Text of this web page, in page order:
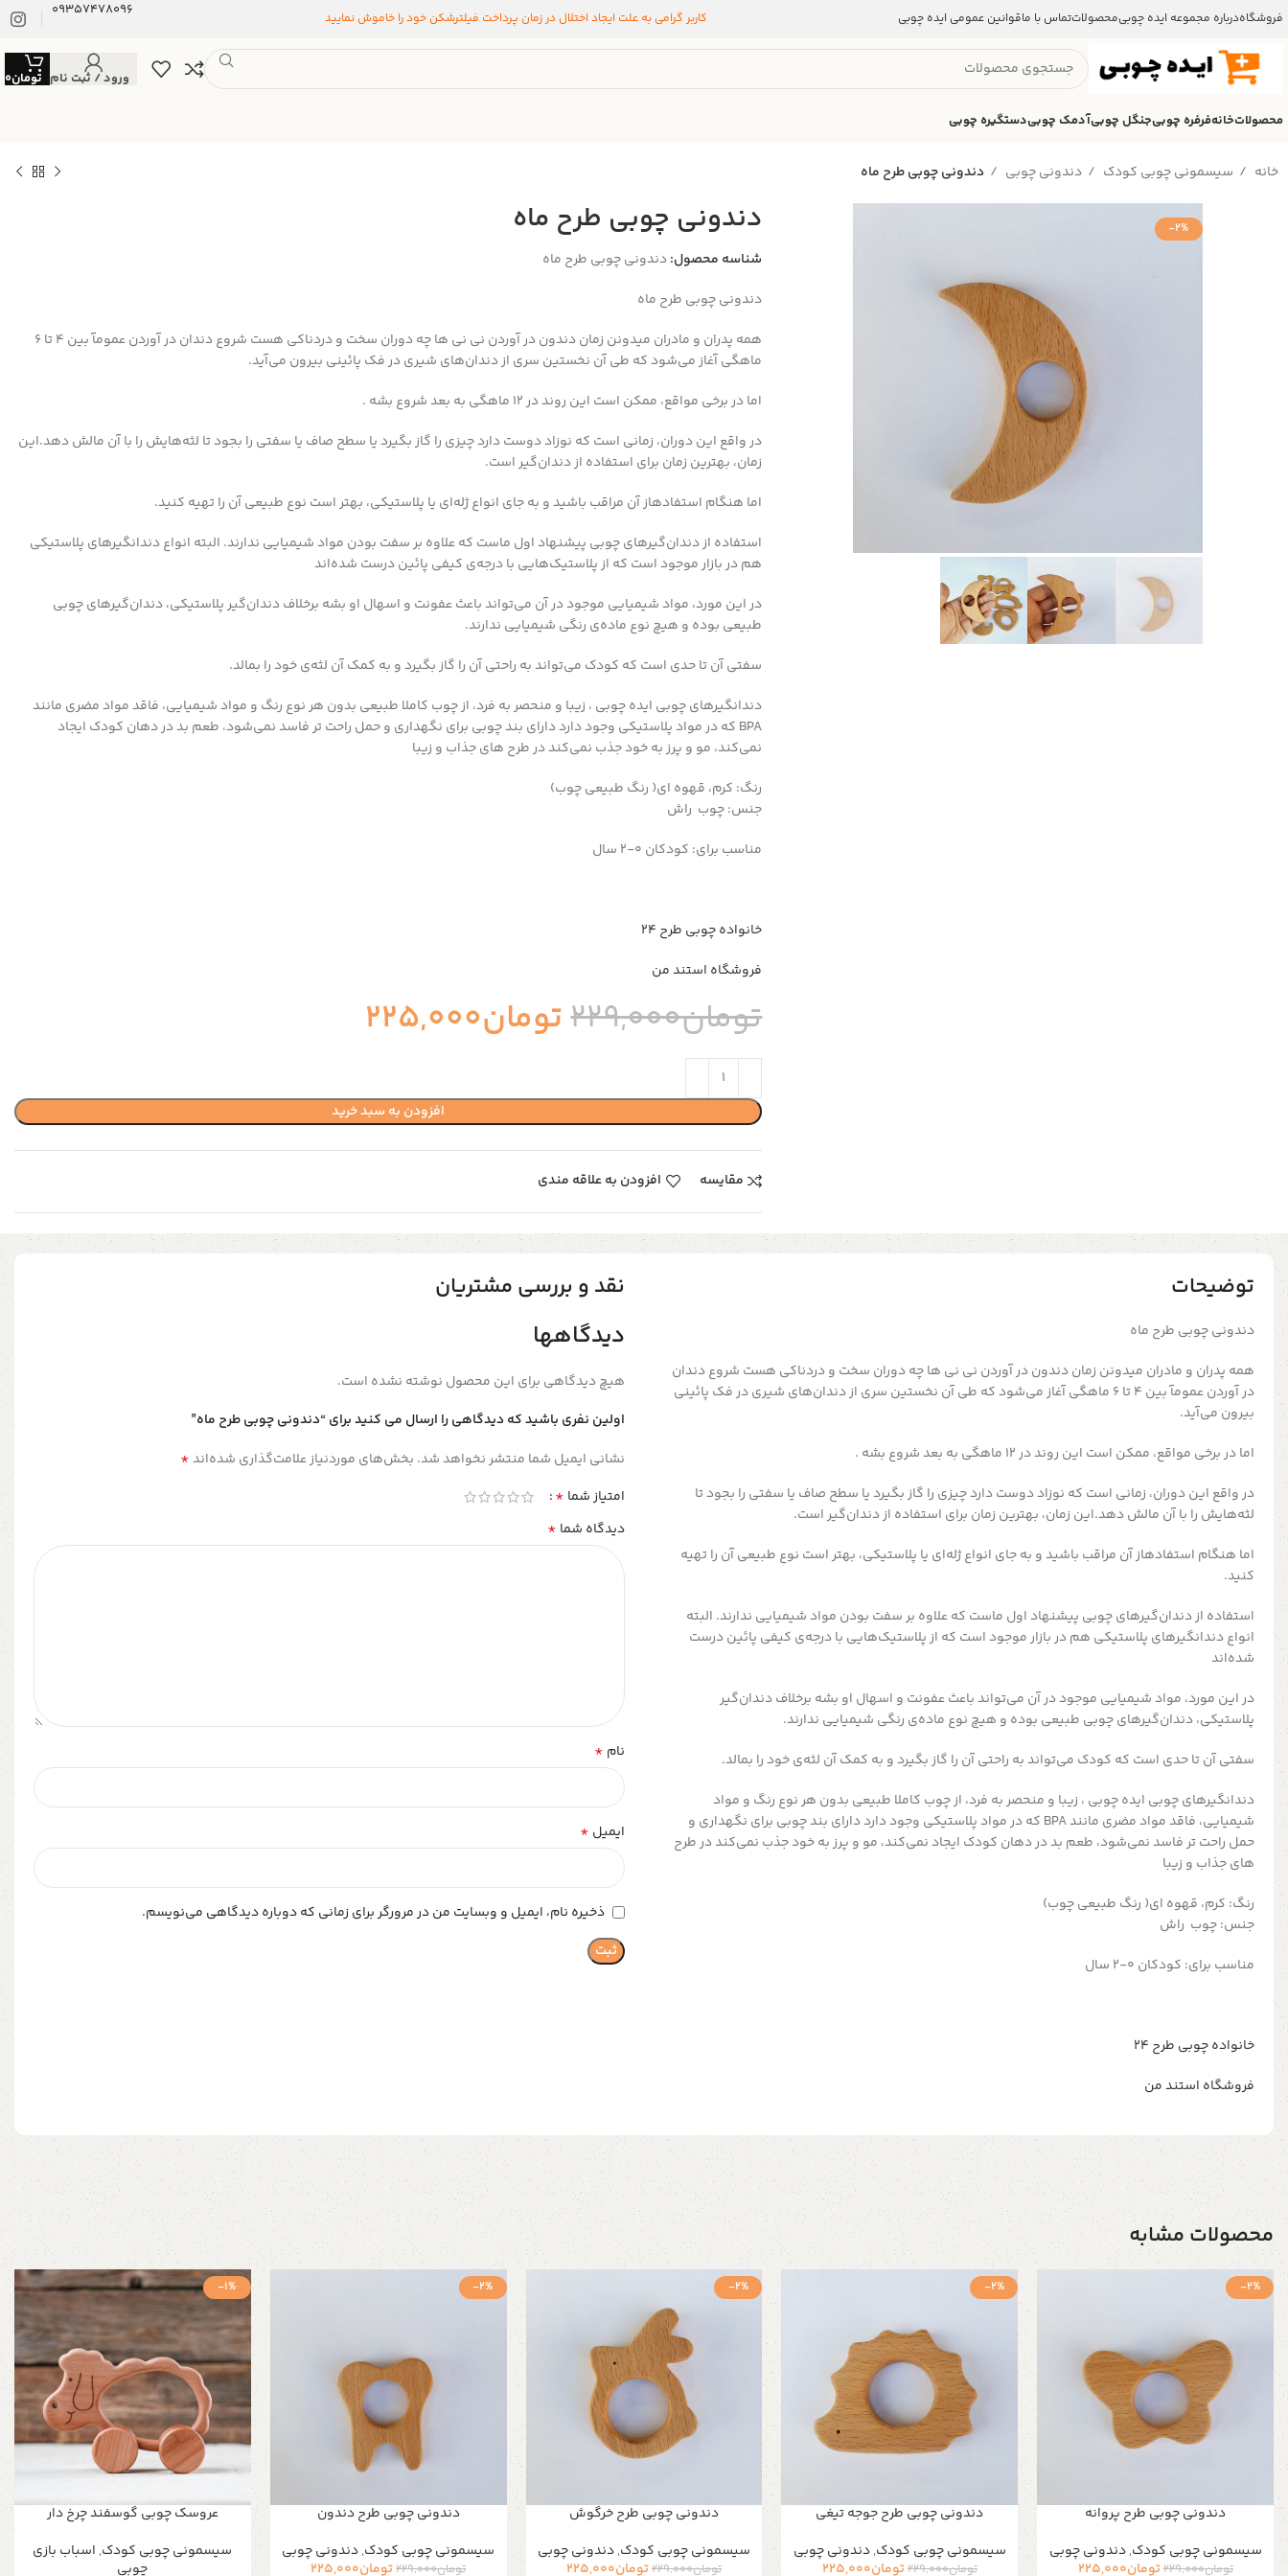
فروشگاهدرباره مجموعه ایده چوبیمحصولاتتماس با ماقوانین عمومی ایده چوبی کاربر گرامی به علت ایجاد اختلال در زمان پرداخت فیلترشکن خود را خاموش نمایید 09357478096
ورود / ثبت نام تومان0
محصولاتخانهفرفره چوبیجنگل چوبیآدمک چوبیدستگیره چوبی
خانه سیسمونی چوبی کودک دندونی چوبی دندونی چوبی طرح ماه
-2% دندونی چوبی طرح ماه
شناسه محصول:دندونی چوبی طرح ماه
دندونی چوبی طرح ماه
همه پدران و مادران میدونن زمان دندون در آوردن نی نی ها چه دوران سخت و دردناکی هست شروع دندان در آوردن عمومآ بین ۴ تا ۶
ماهگی آغاز می‌شود که طی آن نخستین سری از دندان‌های شیری در فک پائینی بیرون می‌آید.
اما در برخی مواقع، ممکن است این روند در ۱۲ ماهگی به بعد شروع بشه .
در واقع این دوران، زمانی است که نوزاد دوست دارد چیزی را گاز بگیرد یا سطح صاف یا سفتی را بجود تا لثه‌هایش را با آن مالش دهد.این
زمان، بهترین زمان برای استفاده از دندان‌گیر است.
اما هنگام استفادهاز آن مراقب باشید و به جای انواع ژله‌ای یا پلاستیکی، بهتر است نوع طبیعی آن را تهیه کنید.
استفاده از دندان‌گیرهای چوبی پیشنهاد اول ماست که علاوه بر سفت بودن مواد شیمیایی ندارند. البته انواع دندانگیرهای پلاستیکی
هم در بازار موجود است که از پلاستیک‌هایی با درجه‌ی کیفی پائین درست شده‌اند
در این مورد، مواد شیمیایی موجود در آن می‌تواند باعث عفونت و اسهال او بشه برخلاف دندان‌گیر پلاستیکی، دندان‌گیرهای چوبی
طبیعی بوده و هیچ نوع ماده‌ی رنگی شیمیایی ندارند.
سفتی آن تا حدی است که کودک می‌تواند به راحتی آن را گاز بگیرد و به کمک آن لثه‌ی خود را بمالد.
دندانگیرهای چوبی ایده چوبی ، زیبا و منحصر به فرد، از چوب کاملا طبیعی بدون هر نوع رنگ و مواد شیمیایی، فاقد مواد مضری مانند
BPA که در مواد پلاستیکی وجود دارد دارای بند چوبی برای نگهداری و حمل راحت تر فاسد نمی‌شود، طعم بد در دهان کودک ایجاد
نمی‌کند، مو و پرز به خود جذب نمی‌کند در طرح های جذاب و زیبا
رنگ: کرم، قهوه ای( رنگ طبیعی چوب)
جنس: چوب راش
مناسب برای: کودکان 0-2 سال
خانواده چوبی طرح ۲۴
فروشگاه استند من
تومان229,000تومان225,000
افزودن به سبد خرید
مقایسه افزودن به علاقه مندی
توضیحات
دندونی چوبی طرح ماه
همه پدران و مادران میدونن زمان دندون در آوردن نی نی ها چه دوران سخت و دردناکی هست شروع دندان
در آوردن عمومآ بین ۴ تا ۶ ماهگی آغاز می‌شود که طی آن نخستین سری از دندان‌های شیری در فک پائینی
بیرون می‌آید.
اما در برخی مواقع، ممکن است این روند در ۱۲ ماهگی به بعد شروع بشه .
در واقع این دوران، زمانی است که نوزاد دوست دارد چیزی را گاز بگیرد یا سطح صاف یا سفتی را بجود تا
لثه‌هایش را با آن مالش دهد.این زمان، بهترین زمان برای استفاده از دندان‌گیر است.
اما هنگام استفادهاز آن مراقب باشید و به جای انواع ژله‌ای یا پلاستیکی، بهتر است نوع طبیعی آن را تهیه
کنید.
استفاده از دندان‌گیرهای چوبی پیشنهاد اول ماست که علاوه بر سفت بودن مواد شیمیایی ندارند. البته
انواع دندانگیرهای پلاستیکی هم در بازار موجود است که از پلاستیک‌هایی با درجه‌ی کیفی پائین درست
شده‌اند
در این مورد، مواد شیمیایی موجود در آن می‌تواند باعث عفونت و اسهال او بشه برخلاف دندان‌گیر
پلاستیکی، دندان‌گیرهای چوبی طبیعی بوده و هیچ نوع ماده‌ی رنگی شیمیایی ندارند.
سفتی آن تا حدی است که کودک می‌تواند به راحتی آن را گاز بگیرد و به کمک آن لثه‌ی خود را بمالد.
دندانگیرهای چوبی ایده چوبی ، زیبا و منحصر به فرد، از چوب کاملا طبیعی بدون هر نوع رنگ و مواد
شیمیایی، فاقد مواد مضری مانند BPA که در مواد پلاستیکی وجود دارد دارای بند چوبی برای نگهداری و
حمل راحت تر فاسد نمی‌شود، طعم بد در دهان کودک ایجاد نمی‌کند، مو و پرز به خود جذب نمی‌کند در طرح
های جذاب و زیبا
رنگ: کرم، قهوه ای( رنگ طبیعی چوب)
جنس: چوب راش
مناسب برای: کودکان 0-2 سال
خانواده چوبی طرح ۲۴
فروشگاه استند من
نقد و بررسی مشتریان
دیدگاهها
هیچ دیدگاهی برای این محصول نوشته نشده است.
اولین نفری باشید که دیدگاهی را ارسال می کنید برای “دندونی چوبی طرح ماه”
نشانی ایمیل شما منتشر نخواهد شد. بخش‌های موردنیاز علامت‌گذاری شده‌اند*
امتیاز شما *
دیدگاه شما *
نام *
ایمیل *
ذخیره نام، ایمیل و وبسایت من در مرورگر برای زمانی که دوباره دیدگاهی می‌نویسم.
محصولات مشابه
-2%
دندونی چوبی طرح پروانه
سیسمونی چوبی کودک,دندونی چوبی
تومان229,000تومان225,000
-2%
دندونی چوبی طرح جوجه تیغی
سیسمونی چوبی کودک,دندونی چوبی
تومان229,000تومان225,000
-2%
دندونی چوبی طرح خرگوش
سیسمونی چوبی کودک,دندونی چوبی
تومان229,000تومان225,000
-2%
دندونی چوبی طرح دندون
سیسمونی چوبی کودک,دندونی چوبی
تومان229,000تومان225,000
-1%
عروسک چوبی گوسفند چرخ دار
سیسمونی چوبی کودک, اسباب بازی
چوبی